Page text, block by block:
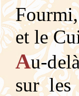
et le
Au-
sur les